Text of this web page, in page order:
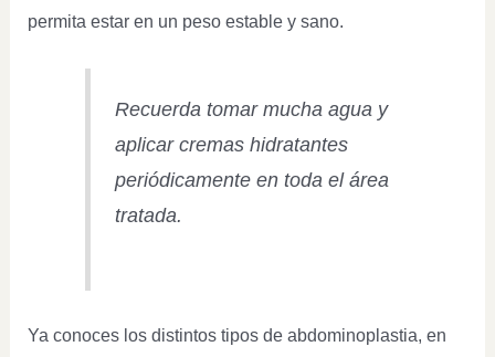
permita estar en un peso estable y sano.
Recuerda tomar mucha agua y
aplicar cremas hidratantes
periódicamente en toda el área
tratada.
Ya conoces los distintos tipos de abdominoplastia, en